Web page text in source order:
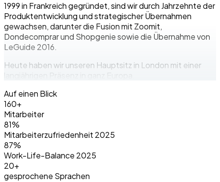
1999 in Frankreich gegründet, sind wir durch Jahrzehnte der
Produktentwicklung und strategischer Übernahmen
gewachsen, darunter die Fusion mit Zoomit,
Dondecomprar und Shopgenie sowie die Übernahme von
LeGuide 2016.
Heute haben wir unseren Hauptsitz in London mit einer
Auf einen Blick
160+
Mitarbeiter
81%
Mitarbeiterzufriedenheit 2025
87%
Work-Life-Balance 2025
20+
gesprochene Sprachen